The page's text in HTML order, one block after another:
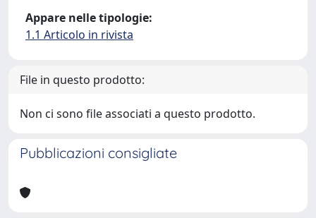
Appare nelle tipologie:
1.1 Articolo in rivista
File in questo prodotto:
Non ci sono file associati a questo prodotto.
Pubblicazioni consigliate